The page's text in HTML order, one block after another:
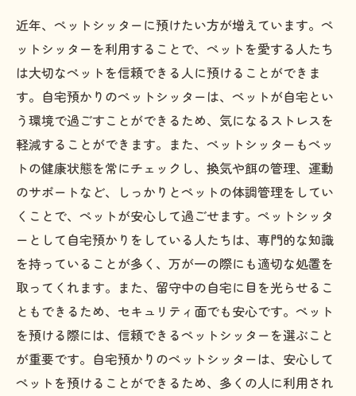
近年、ペットシッターに預けたい方が増えています。ペ
ットシッターを利用することで、ペットを愛する人たち
は大切なペットを信頼できる人に預けることができま
す。自宅預かりのペットシッターは、ペットが自宅とい
う環境で過ごすことができるため、気になるストレスを
軽減することができます。また、ペットシッターもペッ
トの健康状態を常にチェックし、換気や餌の管理、運動
のサポートなど、しっかりとペットの体調管理をしてい
くことで、ペットが安心して過ごせます。ペットシッタ
ーとして自宅預かりをしている人たちは、専門的な知識
を持っていることが多く、万が一の際にも適切な処置を
取ってくれます。また、留守中の自宅に目を光らせるこ
ともできるため、セキュリティ面でも安心です。ペット
を預ける際には、信頼できるペットシッターを選ぶこと
が重要です。自宅預かりのペットシッターは、安心して
ペットを預けることができるため、多くの人に利用され